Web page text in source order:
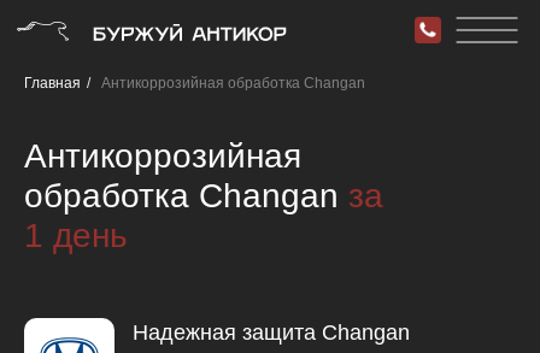
Главная / Антикоррозийная обработка Changan
Надежная защита Changan
Антикоррозийная
обработка Changan за
1 день